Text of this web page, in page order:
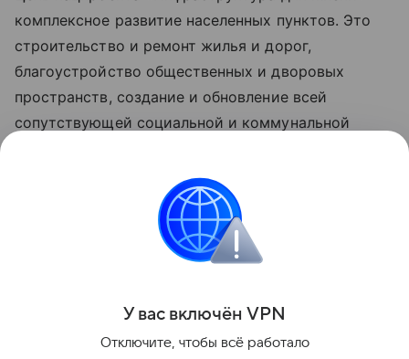
комплексное развитие населенных пунктов. Это
строительство и ремонт жилья и дорог,
благоустройство общественных и дворовых
пространств, создание и обновление всей
сопутствующей социальной и коммунальной
маршрутов общественного транспорта за счет
обновления его подвижного состава. Обновленные
нацпроекты реализуются по решению
Президента РФ Владимира Путина с 2025 года.
Поделиться
У вас включён VPN
Отключите, чтобы всё работало